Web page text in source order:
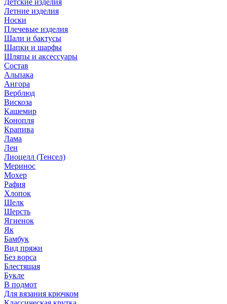
Детские изделия
Летние изделия
Носки
Плечевые изделия
Шали и бактусы
Шапки и шарфы
Шляпы и аксессуары
Состав
Альпака
Ангора
Верблюд
Вискоза
Кашемир
Конопля
Крапива
Лама
Лен
Лиоцелл (Тенсел)
Меринос
Мохер
Рафия
Хлопок
Шелк
Шерсть
Ягненок
Як
Бамбук
Вид пряжи
Без ворса
Блестящая
Букле
В подмот
Для вязания крючком